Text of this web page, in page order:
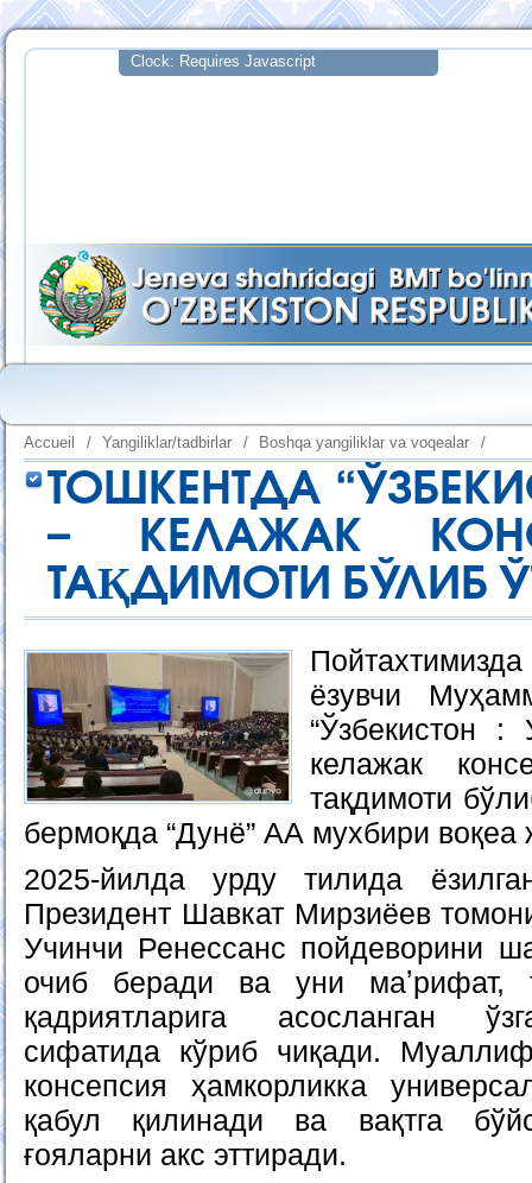
Accueil / Yangiliklar/tadbirlar / Boshqa yangiliklar va voqealar /
ТОШКЕНТДА
– КЕЛАЖАК
ТАҚДИМОТИ БЎЛИБ
ёзувчи
“Ўзбекистон
келажак
тақдимоти
бермоқда “Дунё” АА мухбири воқеа
2025-йилда урду тилида
Президент Шавкат Мирзиёев
Учинчи Ренессанс пойдеворини
очиб беради ва уни маʼрифат,
қадриятларига асосланган
сифатида кўриб чиқади.
консепсия ҳамкорликка
қабул қилинади ва вақтга
ғояларни акс эттиради.